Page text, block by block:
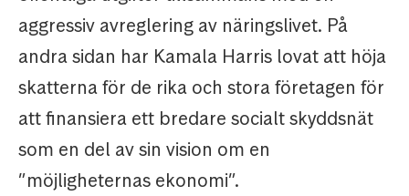
aggressiv avreglering av näringslivet. På
andra sidan har Kamala Harris lovat att höja
skatterna för de rika och stora företagen för
att finansiera ett bredare socialt skyddsnät
som en del av sin vision om en
”möjligheternas ekonomi”.